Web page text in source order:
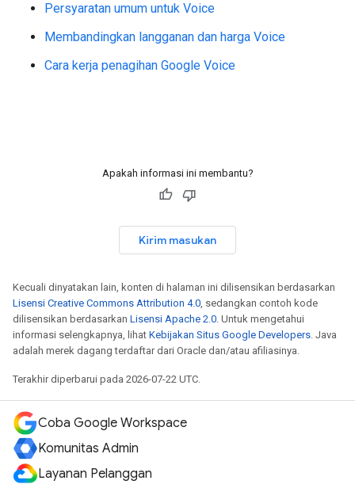
Persyaratan umum untuk Voice
Membandingkan langganan dan harga Voice
Cara kerja penagihan Google Voice
Apakah informasi ini membantu?
Kirim masukan
Kecuali dinyatakan lain, konten di halaman ini dilisensikan berdasarkan
Lisensi Creative Commons Attribution 4.0, sedangkan contoh kode
dilisensikan berdasarkan Lisensi Apache 2.0. Untuk mengetahui
informasi selengkapnya, lihat Kebijakan Situs Google Developers. Java
adalah merek dagang terdaftar dari Oracle dan/atau afiliasinya.
Terakhir diperbarui pada 2026-07-22 UTC.
Coba Google Workspace
Komunitas Admin
Layanan Pelanggan